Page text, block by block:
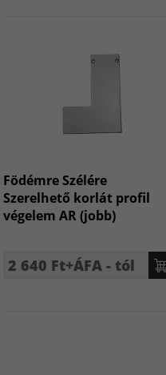
Födémre Szélére
Szerelhető korlát profil
végelem AR (jobb)
2 640 Ft+ÁFA - tól